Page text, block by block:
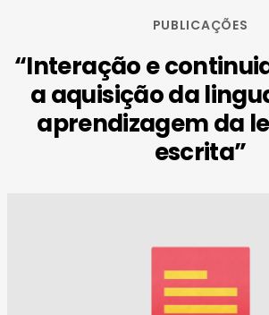
PUBLICAÇÕES
“Interação e
a aquisição da
aprendizagem da
escrita”